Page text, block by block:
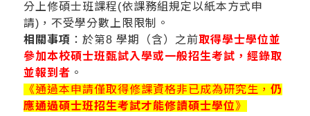
分上修碩士班課程(依課務組規定以紙本方式申
請)，不受學分數上限限制。
相關事項 ：於第8 學期（含）之前取得學士學位並
參加本校碩士班甄試入學或一般招生考試，經錄取
並報到者 。
《通過本申請僅取得修課資格非已成為研究生， 仍
應通過碩士班招生考試才能修讀碩士學位》